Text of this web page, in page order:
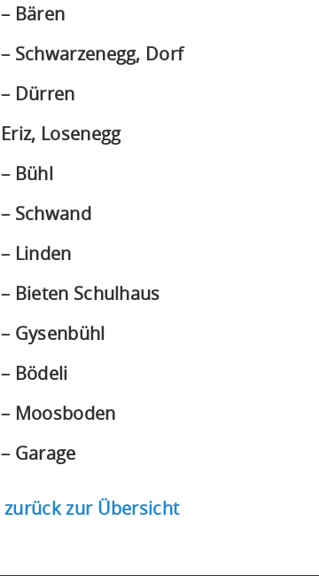
– Bären(PDF)
– Schwarzenegg, Dorf(PDF)
– Dürren(PDF)
Eriz, Losenegg(PDF)
– Bühl(PDF)
– Schwand(PDF)
– Linden(PDF)
– Bieten Schulhaus(PDF)
– Gysenbühl(PDF)
– Bödeli(PDF)
– Moosboden(PDF)
– Garage(PDF)
zurück zur Übersicht